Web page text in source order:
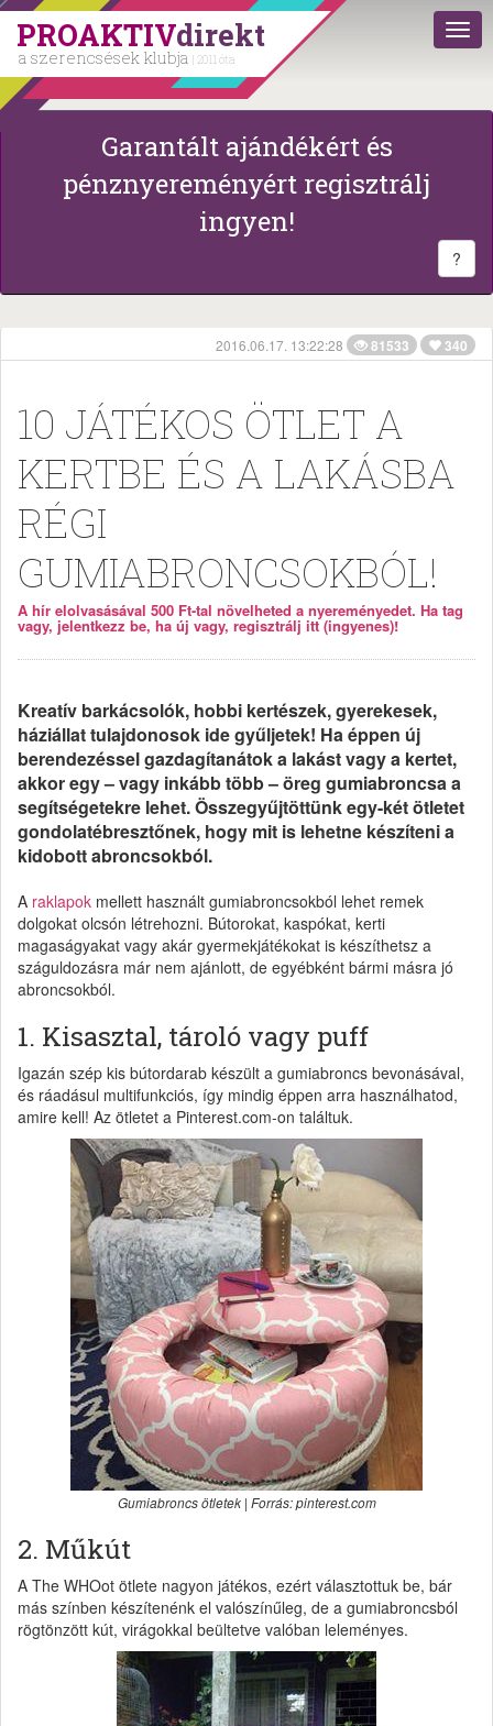
PROAKTIVdirekt
a szerencsések klubja | 2011 óta
Garantált ajándékért és
pénznyereményért regisztrálj
ingyen!
?
2016.06.17. 13:22:28 81533 340
10 JÁTÉKOS ÖTLET A
KERTBE ÉS A LAKÁSBA
RÉGI
GUMIABRONCSOKBÓL!
A hír elolvasásával 500 Ft-tal növelheted a nyereményedet. Ha tag
vagy, jelentkezz be, ha új vagy, regisztrálj itt (ingyenes)!
Kreatív barkácsolók, hobbi kertészek, gyerekesek,
háziállat tulajdonosok ide gyűljetek! Ha éppen új
berendezéssel gazdagítanátok a lakást vagy a kertet,
akkor egy – vagy inkább több – öreg gumiabroncsa a
segítségetekre lehet. Összegyűjtöttünk egy-két ötletet
gondolatébresztőnek, hogy mit is lehetne készíteni a
kidobott abroncsokból.
A raklapok mellett használt gumiabroncsokból lehet remek
dolgokat olcsón létrehozni. Bútorokat, kaspókat, kerti
magaságyakat vagy akár gyermekjátékokat is készíthetsz a
száguldozásra már nem ajánlott, de egyébként bármi másra jó
abroncsokból.
1. Kisasztal, tároló vagy puff
Igazán szép kis bútordarab készült a gumiabroncs bevonásával,
és ráadásul multifunkciós, így mindig éppen arra használhatod,
amire kell! Az ötletet a Pinterest.com-on találtuk.
Gumiabroncs ötletek | Forrás: pinterest.com
2. Műkút
A The WHOot ötlete nagyon játékos, ezért választottuk be, bár
más színben készítenénk el valószínűleg, de a gumiabroncsból
rögtönzött kút, virágokkal beültetve valóban leleményes.